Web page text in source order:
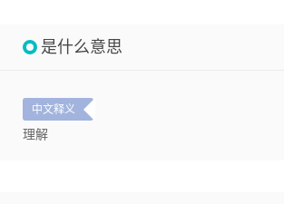
是什么意思
中文释义
理解